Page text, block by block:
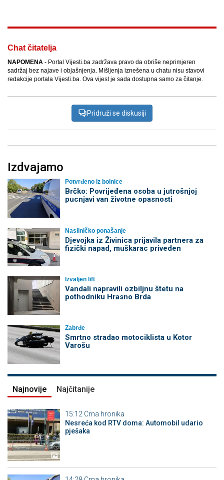
Chat čitatelja
NAPOMENA - Portal Vijesti.ba zadržava pravo da obriše neprimjeren
sadržaj bez najave i objašnjenja. Mišljenja iznešena u chatu nisu stavovi
redakcije portala Vijesti.ba. Ova vijest je sada dostupna samo za čitanje.
Pridruži se diskusiji
Izdvajamo
Potvrđeno iz bolnice
Brčko: Povrijeđena osoba u jutrošnjoj
pucnjavi van životne opasnosti
Nasilničko ponašanje
Djevojka iz Živinica prijavila partnera za
fizički napad, muškarac priveden
Izvaljen lift
Vandali napravili ozbiljnu štetu na
pothodniku Hrasno Brda
Zabrđe
Smrtno stradao motociklista u Kotor
Varošu
Najnovije Najčitanije
15:12 Crna hronika
Nesreća kod RTV doma: Automobil udario
pješaka